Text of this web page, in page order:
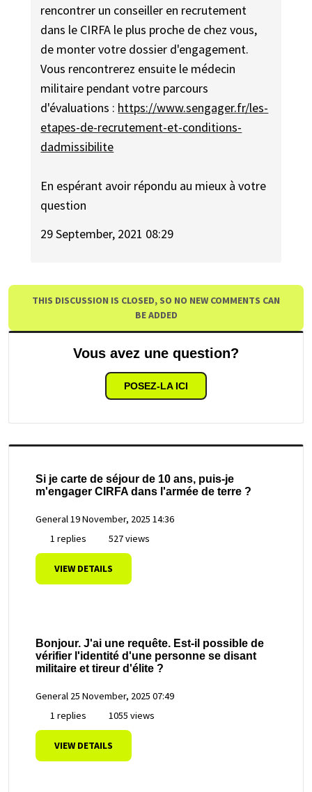
rencontrer un conseiller en recrutement
dans le CIRFA le plus proche de chez vous,
de monter votre dossier d'engagement.
Vous rencontrerez ensuite le médecin
militaire pendant votre parcours
d'évaluations : https://www.sengager.fr/les-
etapes-de-recrutement-et-conditions-
dadmissibilite
En espérant avoir répondu au mieux à votre
question
29 September, 2021 08:29
THIS DISCUSSION IS CLOSED, SO NO NEW COMMENTS CAN
BE ADDED
Vous avez une question?
POSEZ-LA ICI
Si je carte de séjour de 10 ans, puis-je
m'engager CIRFA dans l'armée de terre ?
General19 November, 2025 14:36
1 replies
527 views
VIEW DETAILS
Bonjour. J'ai une requête. Est-il possible de
vérifier l'identité d'une personne se disant
militaire et tireur d'élite ?
General 25 November, 2025 07:49
1 replies
1055 views
VIEW DETAILS